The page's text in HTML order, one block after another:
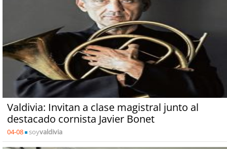
Valdivia: Invitan a clase magistral junto al
destacado cornista Javier Bonet
04-08 soyvaldivia